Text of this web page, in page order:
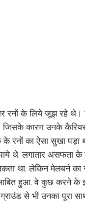
रनों के लिये जूझ रहे
जिसके कारण उनके
रनों का ऐसा सुखा पड़ा
थे. लगातार असफता के
था. लेकिन मेलबर्न
हुआ. वे कुछ करने के
से भी उनका पूरा